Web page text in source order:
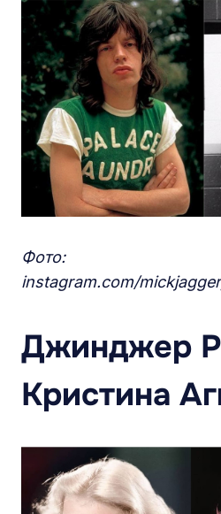
Фото:
instagram.com/
Джинджер
Кристина